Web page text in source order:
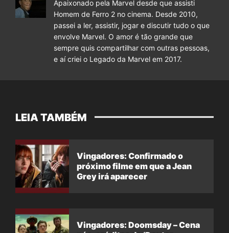
Apaixonado pela Marvel desde que assisti
Homem de Ferro 2 no cinema. Desde 2010,
passei a ler, assistir, jogar e discutir tudo o que
envolve Marvel. O amor é tão grande que
sempre quis compartilhar com outras pessoas,
e aí criei o Legado da Marvel em 2017.
LEIA TAMBÉM
Vingadores: Confirmado o
próximo filme em que a Jean
Grey irá aparecer
Vingadores: Doomsday – Cena